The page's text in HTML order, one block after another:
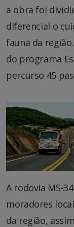
a obra foi
diferencial o
fauna da
do programa
percurso 45
A rodovia MS-
moradores
da região,